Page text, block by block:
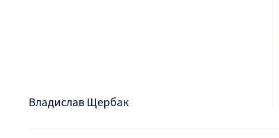
Владислав Щербак